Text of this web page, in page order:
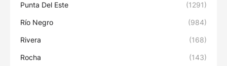
Punta Del Este (1291)
Río Negro (984)
Rivera (168)
Rocha (143)